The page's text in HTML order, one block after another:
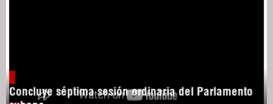
Concluye séptima sesión ordinaria del Parlamento